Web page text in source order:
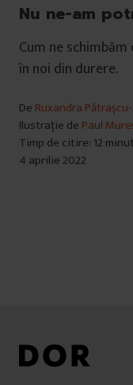
Nu ne-am
Cum ne
în noi din durere.
De Ruxandra
Ilustrație de Paul
Timp de citire: 12
4 aprilie 2022